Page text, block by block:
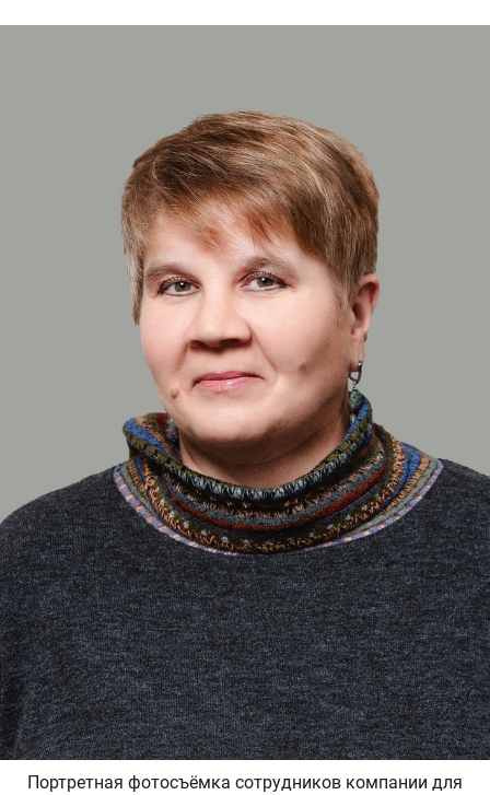
Портретная фотосъёмка сотрудников компании для